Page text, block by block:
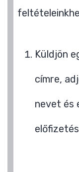
Küldjön
címre,
nevet és